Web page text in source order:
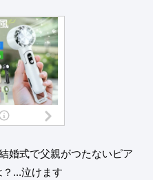
婚式で父親がつたないピア
...泣けます